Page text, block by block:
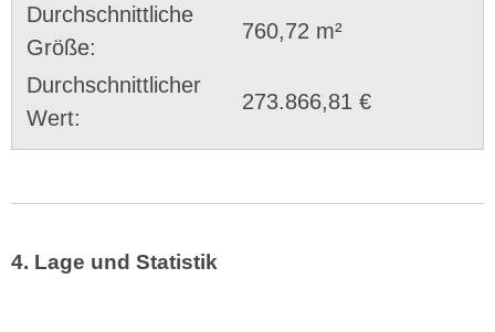
Durchschnittliche
Größe:
760,72 m²
Durchschnittlicher
Wert:
273.866,81 €
4. Lage und Statistik